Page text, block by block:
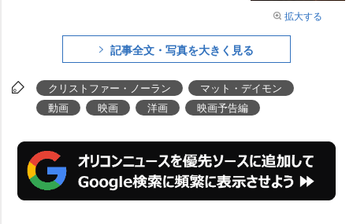
拡大する
記事全文・写真を大きく見る
クリストファー・ノーラン
マット・デイモン
動画
映画 洋画 映画予告編